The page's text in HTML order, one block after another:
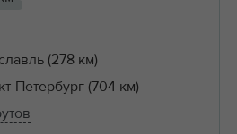
(278 км)
Петербург (704 км)